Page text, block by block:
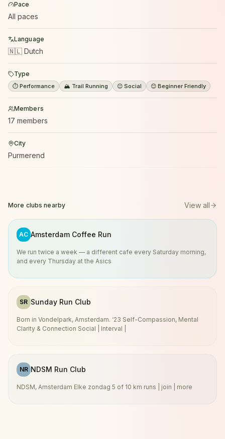
Pace
All paces
Language
🇳🇱 Dutch
Type
⏱️ Performance 🏔️ Trail Running 😊 Social 😊 Beginner Friendly
Members
17 members
City
Purmerend
More clubs nearby View all
AC Amsterdam Coffee Run
We run twice a week — a different cafe every Saturday morning,
and every Thursday at the Asics
SR Sunday Run Club
Born in Vondelpark, Amsterdam. ‘23 Self-Compassion, Mental
Clarity & Connection Social | Interval |
NR NDSM Run Club
NDSM, Amsterdam Elke zondag 5 of 10 km runs | join | more